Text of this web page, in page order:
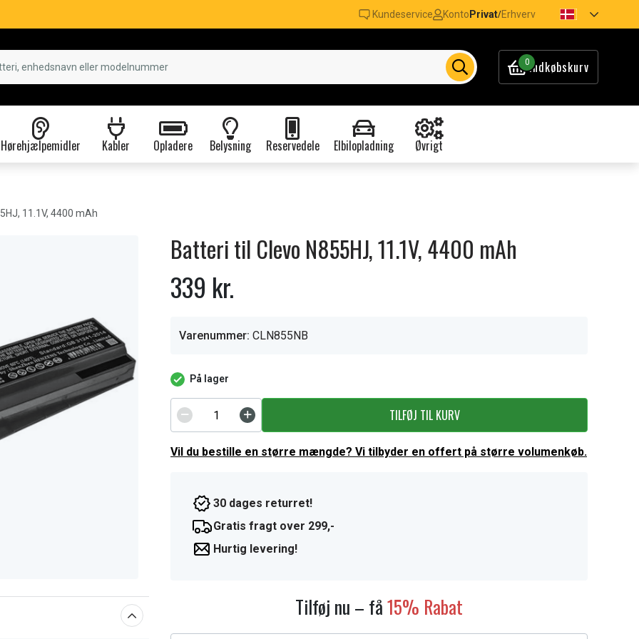
Kundeservice Konto Privat/Erhverv
0Indkøbskurv
Hørehjælpemidler Kabler Opladere Belysning Reservedele Elbilopladning Øvrigt
11.1V, 4400 mAh
Batteri til Clevo N855HJ, 11.1V, 4400 mAh
339 kr.
Varenummer: CLN855NB
På lager
TILFØJ TIL KURV
Vil du bestille en større mængde? Vi tilbyder en offert på større volumenkøb.
30 dages returret!
Gratis fragt over 299,-
Hurtig levering!
Tilføj nu – få15% Rabat